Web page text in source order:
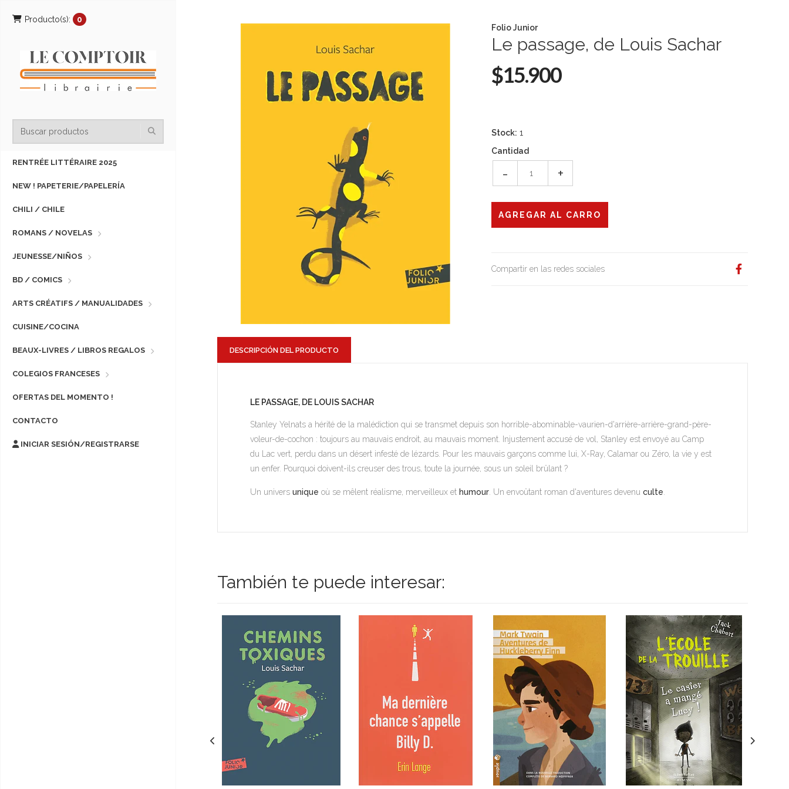
Producto(s): 0
RENTRÉE LITTÉRAIRE 2025
NEW ! PAPETERIE/PAPELERÍA
CHILI / CHILE
ROMANS / NOVELAS
JEUNESSE/NIÑOS
BD / COMICS
ARTS CRÉATIFS / MANUALIDADES
CUISINE/COCINA
BEAUX-LIVRES / LIBROS REGALOS
COLEGIOS FRANCESES
OFERTAS DEL MOMENTO !
CONTACTO
INICIAR SESIÓN/REGISTRARSE
Folio Junior
Le passage, de Louis Sachar
$15.900
Stock: 1
Cantidad
- +
Compartir en las redes sociales
DESCRIPCIÓN DEL PRODUCTO
LE PASSAGE, DE LOUIS SACHAR
Stanley Yelnats a hérité de la malédiction qui se transmet depuis son horrible-abominable-vaurien-d'arrière-arrière-grand-père-
voleur-de-cochon : toujours au mauvais endroit, au mauvais moment. Injustement accusé de vol, Stanley est envoyé au Camp
du Lac vert, perdu dans un désert infesté de lézards. Pour les mauvais garçons comme lui, X-Ray, Calamar ou Zéro, la vie y est
un enfer. Pourquoi doivent-ils creuser des trous, toute la journée, sous un soleil brûlant ?
Un univers unique où se mêlent réalisme, merveilleux et humour . Un envoûtant roman d'aventures devenu culte
También te puede interesar: